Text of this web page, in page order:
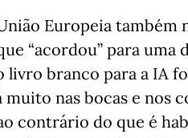
Europeia também
“acordou” para uma
branco para a IA
muito nas bocas e nos
contrário do que é